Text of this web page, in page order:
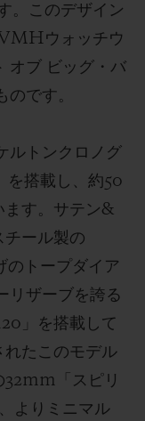
。このデザイン
ウォッチウ
オブ ビッグ・バ
です。
ルトンクロノグ
搭載し、 約50
す。サテン&
チール製の
トープダイア
リザーブを誇る
」を搭載して
れたこのモデル
32mm「スピリ
よりミニマル